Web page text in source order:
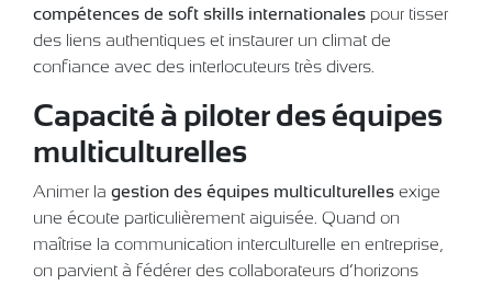
compétences de soft skills internationales pour tisser
des liens authentiques et instaurer un climat de
confiance avec des interlocuteurs très divers.
Capacité à piloter des équipes
multiculturelles
Animer la gestion des équipes multiculturelles exige
une écoute particulièrement aiguisée. Quand on
maîtrise la communication interculturelle en entreprise,
on parvient à fédérer des collaborateurs d’horizons